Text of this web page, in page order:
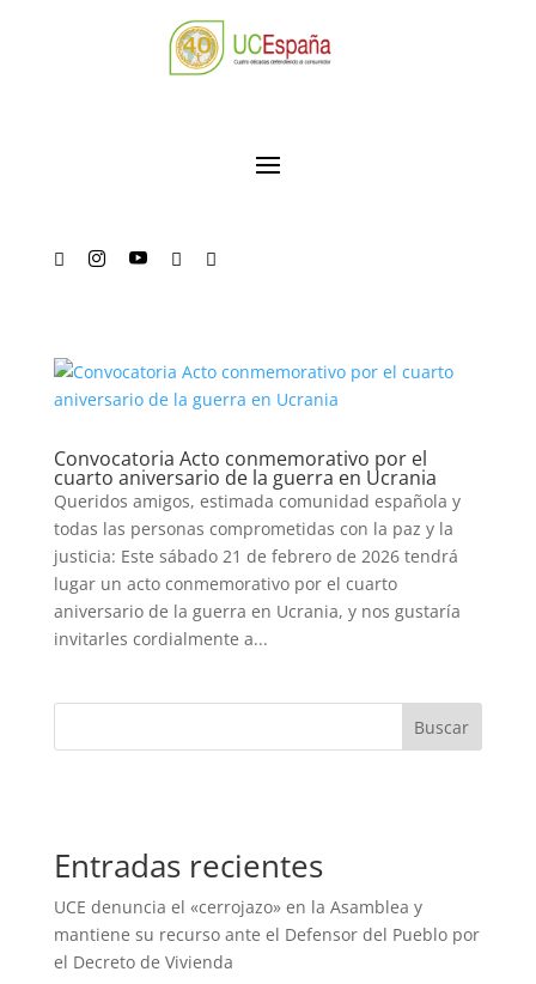
    
Convocatoria Acto conmemorativo por el
cuarto aniversario de la guerra en Ucrania
Queridos amigos, estimada comunidad española y
todas las personas comprometidas con la paz y la
justicia: Este sábado 21 de febrero de 2026 tendrá
lugar un acto conmemorativo por el cuarto
aniversario de la guerra en Ucrania, y nos gustaría
invitarles cordialmente a...
Buscar
Entradas recientes
UCE denuncia el «cerrojazo» en la Asamblea y
mantiene su recurso ante el Defensor del Pueblo por
el Decreto de Vivienda